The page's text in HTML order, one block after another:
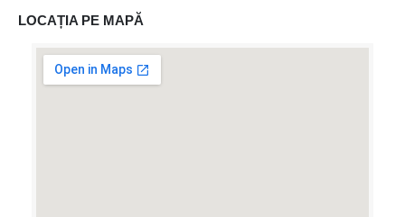
LOCAȚIA PE MAPĂ